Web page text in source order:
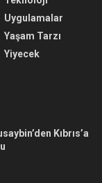
Uygulamalar
Yaşam Tarzı
Yiyecek
Kıbrıs’a